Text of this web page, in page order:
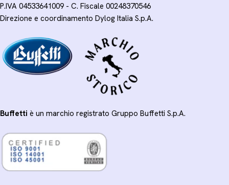
P.IVA 04533641009 - C. Fiscale 00248370546
Direzione e coordinamento Dylog Italia S.p.A.
Buffetti è un marchio registrato Gruppo Buffetti S.p.A.